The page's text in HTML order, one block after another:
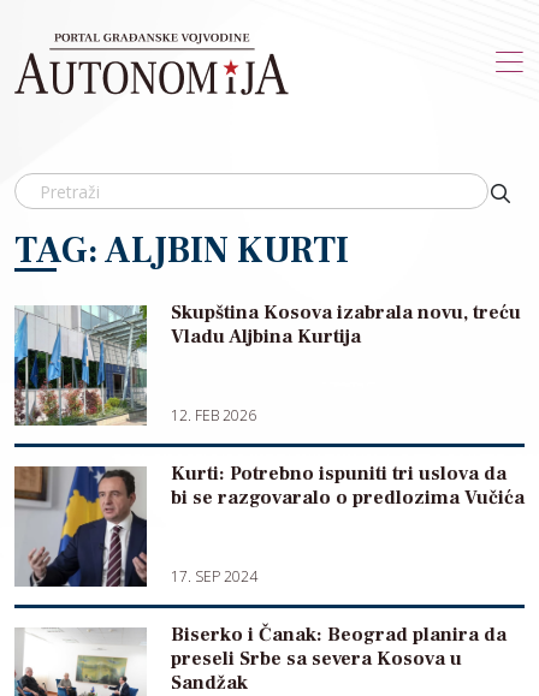
TAG: ALJBIN KURTI
Skupština Kosova izabrala novu, treću
Vladu Aljbina Kurtija
12. FEB 2026
Kurti: Potrebno ispuniti tri uslova da
bi se razgovaralo o predlozima Vučića
17. SEP 2024
Biserko i Čanak: Beograd planira da
preseli Srbe sa severa Kosova u
Sandžak